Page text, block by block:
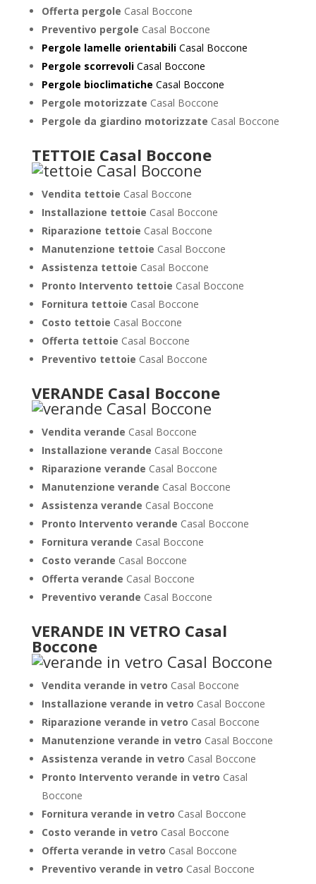
Offerta pergole Casal Boccone
Preventivo pergole Casal Boccone
Pergole lamelle orientabiliCasal Boccone
Pergole scorrevoliCasal Boccone
Pergole bioclimatiche Casal Boccone
Pergole motorizzate Casal Boccone
Pergole da giardino motorizzate Casal Boccone
TETTOIE Casal Boccone
Vendita tettoie Casal Boccone
Installazione tettoie Casal Boccone
Riparazione tettoie Casal Boccone
Manutenzione tettoie Casal Boccone
Assistenza tettoie Casal Boccone
Pronto Intervento tettoie Casal Boccone
Fornitura tettoie Casal Boccone
Costo tettoie Casal Boccone
Offerta tettoie Casal Boccone
Preventivo tettoie Casal Boccone
VERANDE Casal Boccone
Vendita verande Casal Boccone
Installazione verande Casal Boccone
Riparazione verande Casal Boccone
Manutenzione verande Casal Boccone
Assistenza verande Casal Boccone
Pronto Intervento verande Casal Boccone
Fornitura verande Casal Boccone
Costo verande Casal Boccone
Offerta verande Casal Boccone
Preventivo verande Casal Boccone
VERANDE IN VETRO Casal
Boccone
Vendita verande in vetro Casal Boccone
Installazione verande in vetro Casal Boccone
Riparazione verande in vetro Casal Boccone
Manutenzione verande in vetro Casal Boccone
Assistenza verande in vetro Casal Boccone
Pronto Intervento verande in vetro Casal
Boccone
Fornitura verande in vetro Casal Boccone
Costo verande in vetro Casal Boccone
Offerta verande in vetro Casal Boccone
Preventivo verande in vetro Casal Boccone